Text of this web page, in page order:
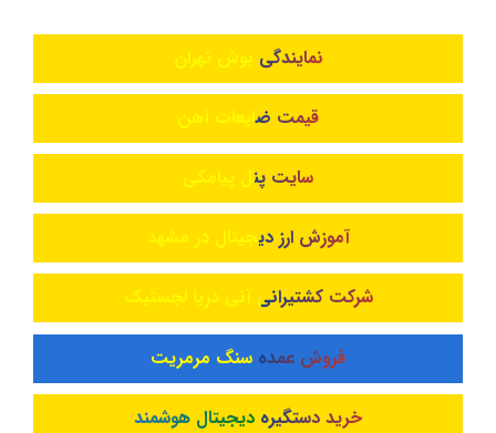
نمایندگی بوش تهران
قیمت ضایعات آهن
سایت پنل پیامکی
آموزش ارز دیجیتال در مشهد
شرکت کشتیرانی آنی دریا لجستیک
فروش عمده سنگ مرمریت
خرید دستگیره دیجیتال هوشمند